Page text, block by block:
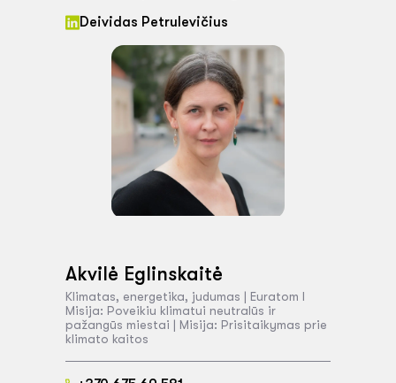
Deividas Petrulevičius
Akvilė Eglinskaitė
Klimatas, energetika, judumas | Euratom I
Misija: Poveikiu klimatui neutralūs ir
pažangūs miestai | Misija: Prisitaikymas prie
klimato kaitos